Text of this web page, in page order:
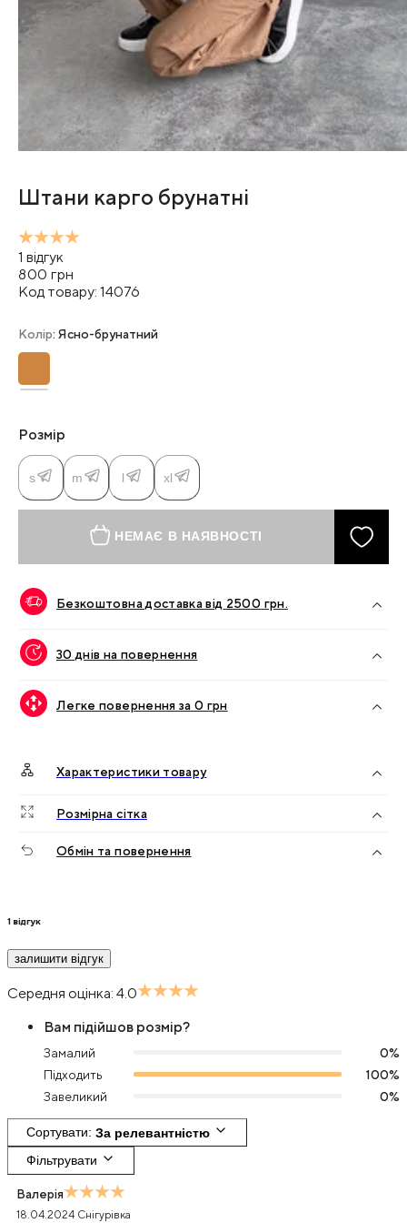
Штани карго брунатні
1 відгук
800 грн
Код товару: 14076
Колір: Ясно-брунатний
Розмір
s m l xl
НЕМАЄ В НАЯВНОСТІ
Безкоштовна доставка від 2500 грн.
30 днів на повернення
Легке повернення за 0 грн
Характеристики товару
Розмірна сітка
Обмін та повернення
1 відгук
залишити відгук
Середня оцінка: 4.0
Вам підійшов розмір?
Замалий 0%
Підходить
100%
Завеликий
0%
Сортувати За релевантністю
Фільтрувати
Валерія
18.04.2024 Снігурівка